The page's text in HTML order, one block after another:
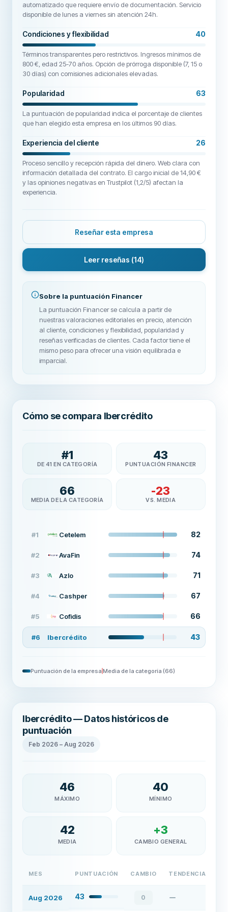
automatizado que requiere envío de documentación. Servicio
disponible de lunes a viernes sin atención 24h.
Condiciones y flexibilidad 40
Términos transparentes pero restrictivos. Ingresos mínimos de
800 €, edad 25-70 años. Opción de prórroga disponible (7, 15 o
30 días) con comisiones adicionales elevadas.
Popularidad 63
La puntuación de popularidad indica el porcentaje de clientes
que han elegido esta empresa en los últimos 90 días.
Experiencia del cliente 26
Proceso sencillo y recepción rápida del dinero. Web clara con
información detallada del contrato. El cargo inicial de 14,90 €
y las opiniones negativas en Trustpilot (1,2/5) afectan la
experiencia.
Reseñar esta empresa
Leer reseñas (14)
Sobre la puntuación Financer
La puntuación Financer se calcula a partir de
nuestras valoraciones editoriales en precio, atención
al cliente, condiciones y flexibilidad, popularidad y
reseñas verificadas de clientes. Cada factor tiene el
mismo peso para ofrecer una visión equilibrada e
imparcial.
Cómo se compara Ibercrédito
#1
DE 41 EN CATEGORÍA
43
PUNTUACIÓN FINANCER
66
MEDIA DE LA CATEGORÍA
-23
VS. MEDIA
#1 Cetelem 82
#2 AvaFin 74
#3 Azlo 71
#4 Cashper 67
#5 Cofidis 66
#6 Ibercrédito 43
Puntuación de la empresa Media de la categoría (66)
Ibercrédito — Datos históricos de
puntuación
Feb 2026 –Aug 2026
46
MÁXIMO
40
MÍNIMO
42
MEDIA
+3
CAMBIO GENERAL
MES PUNTUACIÓN CAMBIO TENDENCIA
Aug 2026 43 0